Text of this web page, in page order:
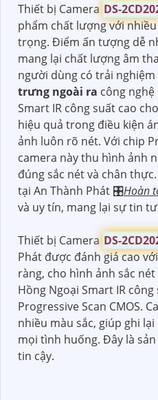
Thiết bị Camera DS-
phẩm chất lượng với
trọng. Điểm ấn tượng dễ
mang lại chất lượng âm
người dùng có trải
trưng ngoài ra công
Smart IR công suất cao
hiệu quả trong điều kiện
ảnh luôn rõ nét. Với chip
camera này thu hình ảnh
đúng sắc nét và chân
tại An Thành Phát 🎛Hoàn
và uy tín, mang lại sự tin
Thiết bị Camera DS-
Phát được đánh giá cao
ràng, cho hình ảnh sắc
Hồng Ngoại Smart IR
Progressive Scan CMOS.
nhiều màu sắc, giúp ghi
mọi tình huống. Đây là
tin cậy.